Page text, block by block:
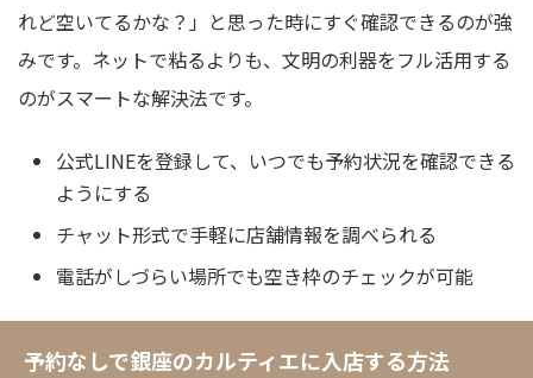
れど空いてるかな？」と思った時にすぐ確認できるのが強
みです。ネットで粘るよりも、文明の利器をフル活用する
のがスマートな解決法です。
公式LINEを登録して、いつでも予約状況を確認できる
ようにする
チャット形式で手軽に店舗情報を調べられる
電話がしづらい場所でも空き枠のチェックが可能
予約なしで銀座のカルティエに入店する方法